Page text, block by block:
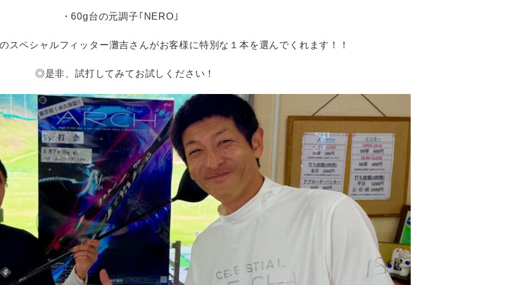
・60g台の元調子｢NERO｣
ッター灘吉さんがお客様に特別な１本を選んでくれます！！
◎是非、試打してみてお試しください！